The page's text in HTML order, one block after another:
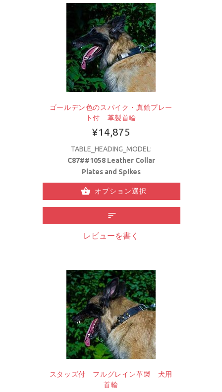
ゴールデン色のスパイク・真鍮プレー
ト付 革製首輪
¥14,875
TABLE_HEADING_MODEL:
C87##1058 Leather Collar
Plates and Spikes
オプション選択
レビューを書く
スタッズ付 フルグレイン革製 犬用
首輪